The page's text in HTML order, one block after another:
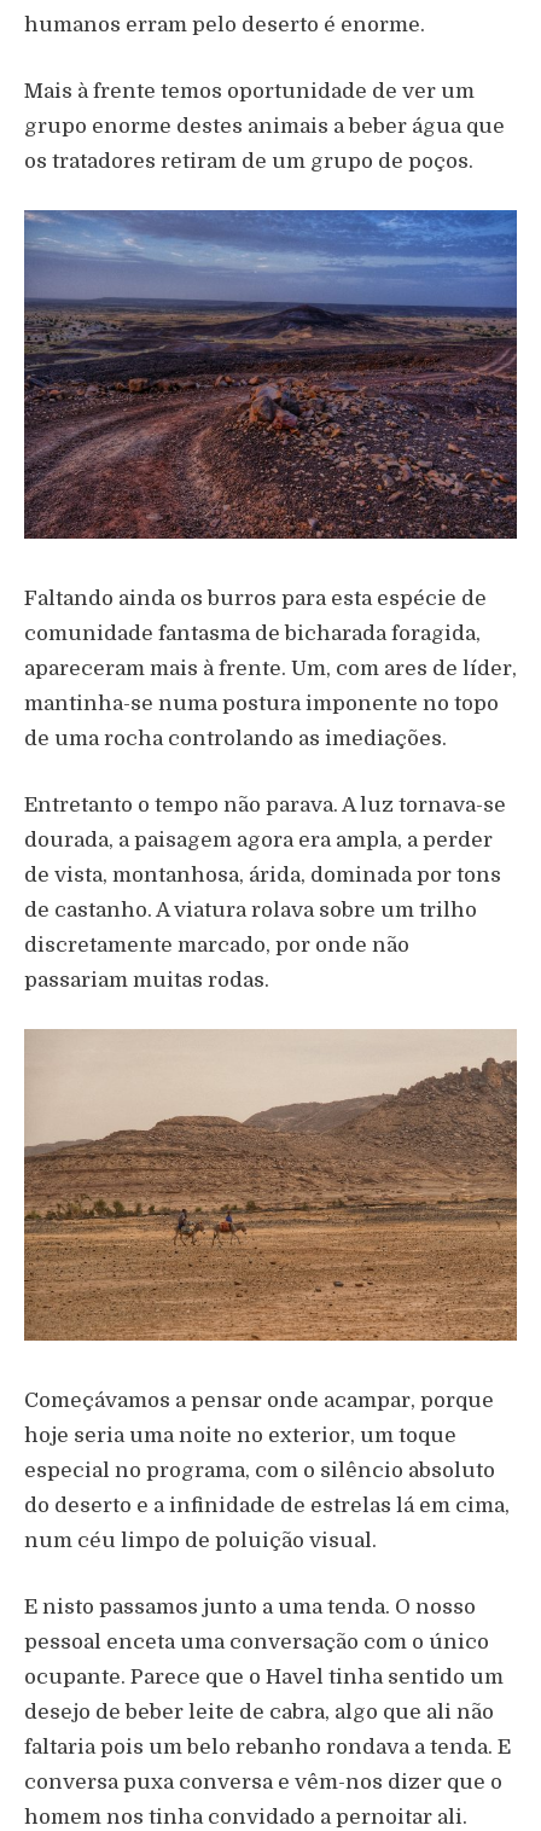
humanos erram pelo deserto é enorme.
Mais à frente temos oportunidade de ver um
grupo enorme destes animais a beber água que
os tratadores retiram de um grupo de poços.
Faltando ainda os burros para esta espécie de
comunidade fantasma de bicharada foragida,
apareceram mais à frente. Um, com ares de líder,
mantinha-se numa postura imponente no topo
de uma rocha controlando as imediações.
Entretanto o tempo não parava. A luz tornava-se
dourada, a paisagem agora era ampla, a perder
de vista, montanhosa, árida, dominada por tons
de castanho. A viatura rolava sobre um trilho
discretamente marcado, por onde não
passariam muitas rodas.
Começávamos a pensar onde acampar, porque
hoje seria uma noite no exterior, um toque
especial no programa, com o silêncio absoluto
do deserto e a infinidade de estrelas lá em cima,
num céu limpo de poluição visual.
E nisto passamos junto a uma tenda. O nosso
pessoal enceta uma conversação com o único
ocupante. Parece que o Havel tinha sentido um
desejo de beber leite de cabra, algo que ali não
faltaria pois um belo rebanho rondava a tenda. E
conversa puxa conversa e vêm-nos dizer que o
homem nos tinha convidado a pernoitar ali.